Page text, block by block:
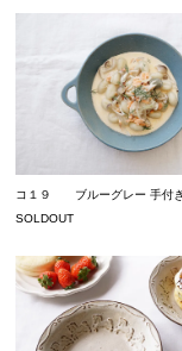
コ１９ ブルーグレー 手付
SOLDOUT